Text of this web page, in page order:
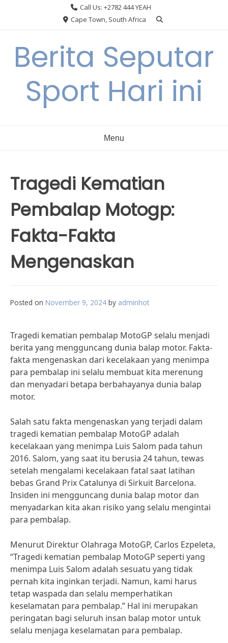
Call Us: +2782 444 YEAH
Cape Town, South Africa
Berita Seputar
Sport Hari ini
Menu
Tragedi Kematian
Pembalap Motogp:
Fakta-Fakta
Mengenaskan
Posted on November 9, 2024 by adminhot
Tragedi kematian pembalap MotoGP selalu menjadi
berita yang mengguncang dunia balap motor. Fakta-
fakta mengenaskan dari kecelakaan yang menimpa
para pembalap ini selalu membuat kita merenung
dan menyadari betapa berbahayanya dunia balap
motor.
Salah satu fakta mengenaskan yang terjadi dalam
tragedi kematian pembalap MotoGP adalah
kecelakaan yang menimpa Luis Salom pada tahun
2016. Salom, yang saat itu berusia 24 tahun, tewas
setelah mengalami kecelakaan fatal saat latihan
bebas Grand Prix Catalunya di Sirkuit Barcelona.
Insiden ini mengguncang dunia balap motor dan
menyadarkan kita akan risiko yang selalu mengintai
para pembalap.
Menurut Direktur Olahraga MotoGP, Carlos Ezpeleta,
“Tragedi kematian pembalap MotoGP seperti yang
menimpa Luis Salom adalah sesuatu yang tidak
pernah kita inginkan terjadi. Namun, kami harus
tetap waspada dan selalu memperhatikan
keselamatan para pembalap.” Hal ini merupakan
peringatan bagi seluruh insan balap motor untuk
selalu menjaga keselamatan para pembalap.